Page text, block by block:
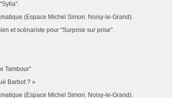
(Espace Michel Simon. Noisy-le-Grand).
et scénariste pour "Surprise sur prise".
Tambour"
Barbot ? »
(Espace Michel Simon. Noisy-le-Grand).